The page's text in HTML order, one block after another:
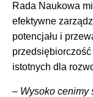
Rada Naukowa
efektywne
potencjału i
istotnych dla
– Wysoko cenimy